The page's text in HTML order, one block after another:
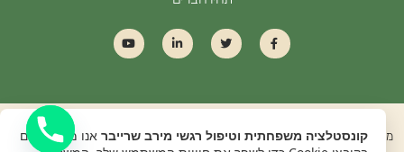
מירב שרייבר טיפול רגשי קונסטלציה משפחתית כל הזכויות שמורות All Rights
קונסטלציה משפחתית וטיפול רגשי מירב שרייבר אנו משתמשים